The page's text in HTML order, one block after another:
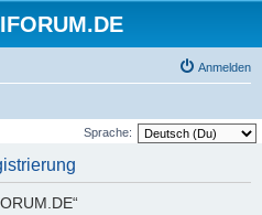
Anmelden
Sprache: